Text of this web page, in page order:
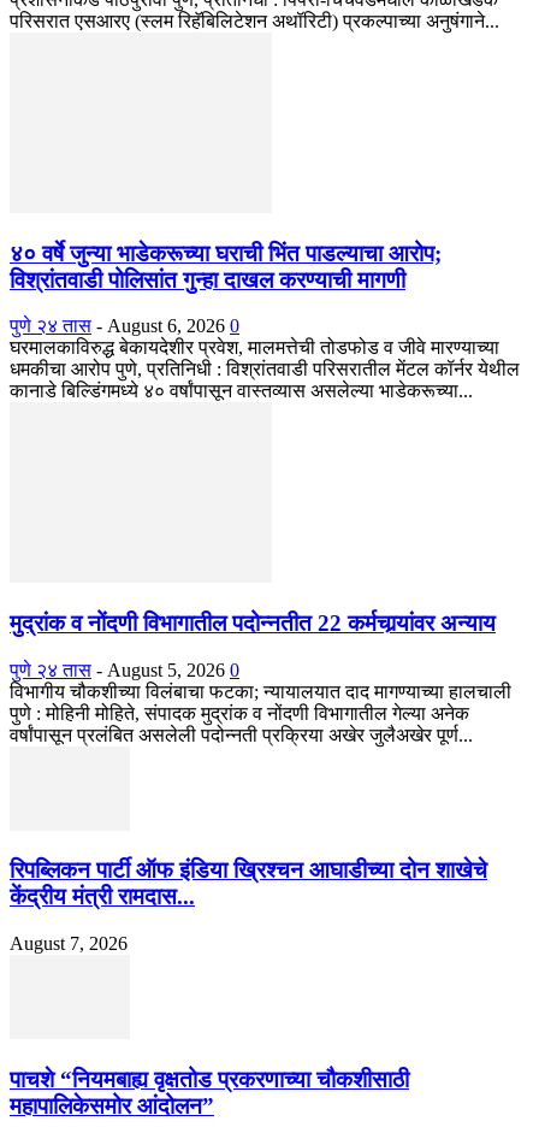
परिसरात एसआरए (स्लम रिहॅबिलिटेशन अथॉरिटी) प्रकल्पाच्या अनुषंगाने...
४० वर्षे जुन्या भाडेकरूच्या घराची भिंत पाडल्याचा आरोप;
विश्रांतवाडी पोलिसांत गुन्हा दाखल करण्याची मागणी
पुणे २४ तास - August 6, 2026 0
घरमालकाविरुद्ध बेकायदेशीर प्रवेश, मालमत्तेची तोडफोड व जीवे मारण्याच्या
धमकीचा आरोप पुणे, प्रतिनिधी : विश्रांतवाडी परिसरातील मेंटल कॉर्नर येथील
कानाडे बिल्डिंगमध्ये ४० वर्षांपासून वास्तव्यास असलेल्या भाडेकरूच्या...
मुद्रांक व नोंदणी विभागातील पदोन्नतीत 22 कर्मचार्‍यांवर अन्याय
पुणे २४ तास - August 5, 2026 0
विभागीय चौकशीच्या विलंबाचा फटका; न्यायालयात दाद मागण्याच्या हालचाली
पुणे : मोहिनी मोहिते, संपादक मुद्रांक व नोंदणी विभागातील गेल्या अनेक
वर्षांपासून प्रलंबित असलेली पदोन्नती प्रक्रिया अखेर जुलैअखेर पूर्ण...
रिपब्लिकन पार्टी ऑफ इंडिया ख्रिश्चन आघाडीच्या दोन शाखेचे
केंद्रीय मंत्री रामदास...
August 7, 2026
पाचशे “नियमबाह्य वृक्षतोड प्रकरणाच्या चौकशीसाठी
महापालिकेसमोर आंदोलन”